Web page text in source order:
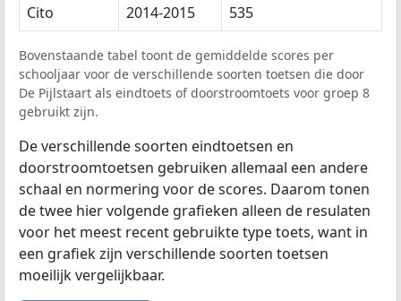
Cito
2014-2015 535
Bovenstaande tabel toont de gemiddelde scores per
schooljaar voor de verschillende soorten toetsen die door
De Pijlstaart als eindtoets of doorstroomtoets voor groep 8
gebruikt zijn.
De verschillende soorten eindtoetsen en
doorstroomtoetsen gebruiken allemaal een andere
schaal en normering voor de scores. Daarom tonen
de twee hier volgende grafieken alleen de resulaten
voor het meest recent gebruikte type toets, want in
een grafiek zijn verschillende soorten toetsen
moeilijk vergelijkbaar.